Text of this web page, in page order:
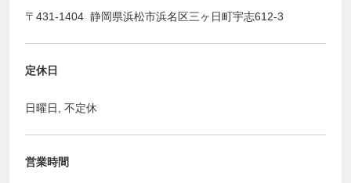
〒431-1404 静岡県浜松市浜名区三ヶ日町宇志612-3
定休日
日曜日, 不定休
営業時間